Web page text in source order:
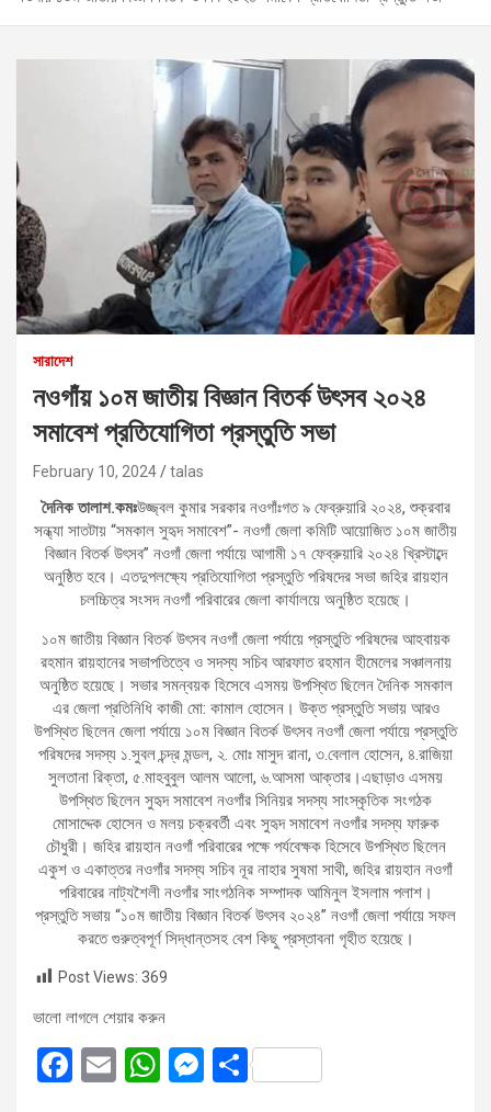
সারাদেশ
নওগাঁয় ১০ম জাতীয় বিজ্ঞান বিতর্ক উৎসব ২০২৪
সমাবেশ প্রতিযোগিতা প্রস্তুতি সভা
February 10, 2024 talas
দৈনিক তালাশ.কমঃউজ্জ্বল কুমার সরকার নওগাঁঃগত ৯ ফেব্রুয়ারি ২০২৪, শুক্রবার
সন্ধ্যা সাতটায় “সমকাল সুহৃদ সমাবেশ”- নওগাঁ জেলা কমিটি আয়োজিত ১০ম জাতীয়
বিজ্ঞান বিতর্ক উৎসব” নওগাঁ জেলা পর্যায়ে আগামী ১৭ ফেব্রুয়ারি ২০২৪ খ্রিস্টাব্দে
অনুষ্ঠিত হবে। এতদুপলক্ষ্যে প্রতিযোগিতা প্রস্তুতি পরিষদের সভা জহির রায়হান
চলচ্চিত্র সংসদ নওগাঁ পরিবারের জেলা কার্যালয়ে অনুষ্ঠিত হয়েছে।
১০ম জাতীয় বিজ্ঞান বিতর্ক উৎসব নওগাঁ জেলা পর্যায়ে প্রস্তুতি পরিষদের আহবায়ক
রহমান রায়হানের সভাপতিত্বে ও সদস্য সচিব আরফাত রহমান হীমেলের সঞ্চালনায়
অনুষ্ঠিত হয়েছে। সভার সমন্বয়ক হিসেবে এসময় উপস্থিত ছিলেন দৈনিক সমকাল
এর জেলা প্রতিনিধি কাজী মো: কামাল হোসেন। উক্ত প্রস্তুতি সভায় আরও
উপস্থিত ছিলেন জেলা পর্যায়ে ১০ম বিজ্ঞান বিতর্ক উৎসব নওগাঁ জেলা পর্যায়ে প্রস্তুতি
পরিষদের সদস্য ১.সুবল চন্দ্র মন্ডল, ২. মোঃ মাসুদ রানা, ৩.বেলাল হোসেন, ৪.রাজিয়া
সুলতানা রিক্তা, ৫.মাহবুবুল আলম আলো, ৬.আসমা আক্তার।এছাড়াও এসময়
উপস্থিত ছিলেন সুহৃদ সমাবেশ নওগাঁর সিনিয়র সদস্য সাংস্কৃতিক সংগঠক
মোসাদ্দেক হোসেন ও মলয় চক্রবর্তী এবং সুহৃদ সমাবেশ নওগাঁর সদস্য ফারুক
চৌধুরী। জহির রায়হান নওগাঁ পরিবারের পক্ষে পর্যবেক্ষক হিসেবে উপস্থিত ছিলেন
একুশ ও একাত্তর নওগাঁর সদস্য সচিব নূর নাহার সুষমা সাথী, জহির রায়হান নওগাঁ
পরিবারের নাট্যশৈলী নওগাঁর সাংগঠনিক সম্পাদক আমিনুল ইসলাম পলাশ।
প্রস্তুতি সভায় “১০ম জাতীয় বিজ্ঞান বিতর্ক উৎসব ২০২৪” নওগাঁ জেলা পর্যায়ে সফল
করতে গুরুত্বপূর্ণ সিদ্ধান্তসহ বেশ কিছু প্রস্তাবনা গৃহীত হয়েছে।
Post Views: 369
ভালো লাগলে শেয়ার করুন
F
E
W M S